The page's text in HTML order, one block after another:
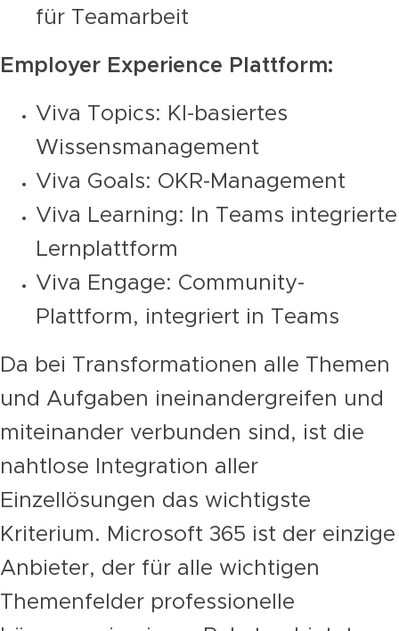
für Teamarbeit
Employer Experience Plattform:
Viva Topics: KI-basiertes
Wissensmanagement
Viva Goals: OKR-Management
Viva Learning: In Teams integrierte
Lernplattform
Viva Engage: Community-
Plattform, integriert in Teams
Da bei Transformationen alle Themen
und Aufgaben ineinandergreifen und
miteinander verbunden sind, ist die
nahtlose Integration aller
Einzellösungen das wichtigste
Kriterium. Microsoft 365 ist der einzige
Anbieter, der für alle wichtigen
Themenfelder professionelle